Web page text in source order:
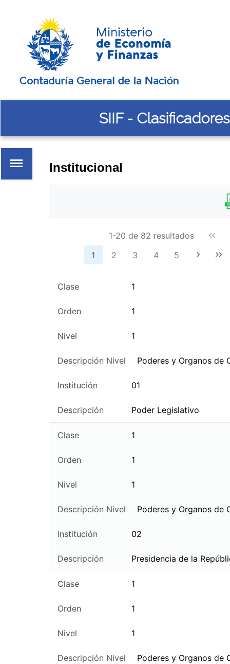
SIIF - Clasificadores
de
ayuda
la
Institucional
1-20 de 82 resultados
1
2 3 4 5
Clase 1
Orden 1
Nivel 1
Descripción Nivel Poderes y Organos de
Institución 01
Descripción Poder Legislativo
Clase 1
Orden 1
Nivel 1
Descripción Nivel Poderes y Organos de
Institución 02
Descripción Presidencia de la
Clase 1
Orden 1
Nivel 1
Descripción Nivel Poderes y Organos de